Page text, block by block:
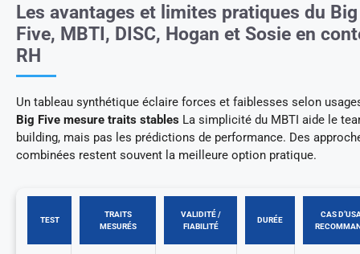
Les avantages et limites pratiques du Big
Five, MBTI, DISC, Hogan et Sosie en
RH
Un tableau synthétique éclaire forces et faiblesses selon
Big Five mesure traits stables La simplicité du MBTI aide le
building, mais pas les prédictions de performance. Des
combinées restent souvent la meilleure option pratique.
TEST
TRAITS
MESURÉS
VALIDITÉ /
FIABILITÉ
DURÉE
CAS